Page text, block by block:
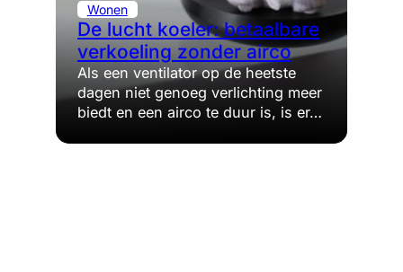
Wonen
De lucht koeler: betaalbare
verkoeling zonder airco
Als een ventilator op de heetste
dagen niet genoeg verlichting meer
biedt en een airco te duur is, is er…